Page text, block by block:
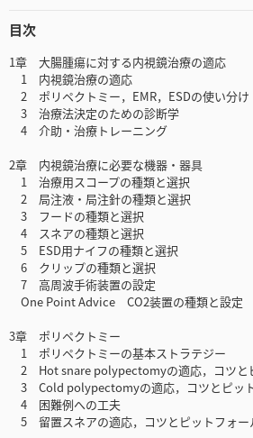
目次
1章 大腸腫瘍に対する内視鏡治療の適応
1 内視鏡治療の適応
2 ポリペクトミー，EMR，ESDの使い分け
3 治療法決定のための診断学
4 介助・治療トレーニング
2章 内視鏡治療に必要な機器・器具
1 治療用スコープの種類と選択
2 局注液・局注針の種類と選択
3 フードの種類と選択
4 スネアの種類と選択
5 ESD用ナイフの種類と選択
6 クリップの種類と選択
7 高周波手術装置の設定
One Point Advice CO2装置の種類と設定
3章 ポリペクトミー
1 ポリペクトミーの基本ストラテジー
2 Hot snare polypectomyの適応，コツと
3 Cold polypectomyの適応，コツとピッ
4 困難例への工夫
5 留置スネアの適応，コツとピットフォー